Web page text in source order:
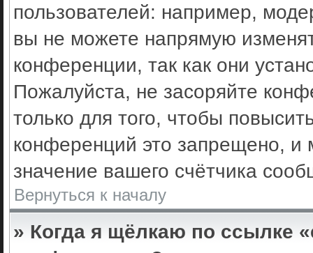
пользователей: например,
вы не можете напрямую
конференции, так как они
Пожалуйста, не засоряйте
только для того, чтобы
конференций это запрещено, и
значение вашего счётчика
Вернуться к началу
» Когда я щёлкаю по ссылке